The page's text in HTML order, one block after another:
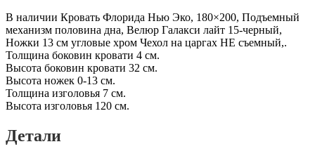
В наличии Кровать Флорида Нью Эко, 180×200, Подъемный
механизм половина дна, Велюр Галакси лайт 15-черный,
Ножки 13 см угловые хром Чехол на царгах НЕ съемный,.
Толщина боковин кровати 4 см.
Высота боковин кровати 32 см.
Высота ножек 0-13 см.
Толщина изголовья 7 см.
Высота изголовья 120 см.
Детали